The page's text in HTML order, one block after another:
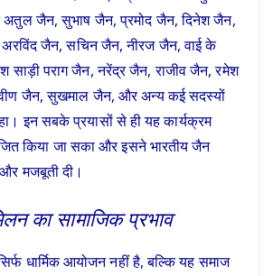
जैन, सुभाष जैन, प्रमोद जैन, दिनेश जैन,
जैन, सचिन जैन, नीरज जैन, वाई के
पराग जैन, नरेंद्र जैन, राजीव जैन, रमेश
जैन, सुखमाल जैन, और अन्य कई सदस्यों
इन सबके प्रयासों से ही यह कार्यक्रम
किया जा सका और इसने भारतीय जैन
मजबूती दी।
का सामाजिक प्रभाव
धार्मिक आयोजन नहीं है, बल्कि यह समाज